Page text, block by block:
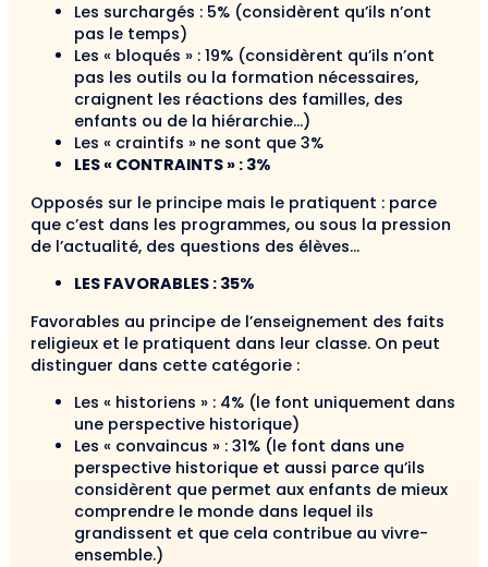
Les surchargés : 5% (considèrent qu’ils n’ont
pas le temps)
Les « bloqués » : 19% (considèrent qu’ils n’ont
pas les outils ou la formation nécessaires,
craignent les réactions des familles, des
enfants ou de la hiérarchie…)
Les « craintifs » ne sont que 3%
LES « CONTRAINTS » : 3%
Opposés sur le principe mais le pratiquent : parce
que c’est dans les programmes, ou sous la pression
de l’actualité, des questions des élèves…
LES FAVORABLES : 35%
Favorables au principe de l’enseignement des faits
religieux et le pratiquent dans leur classe. On peut
distinguer dans cette catégorie :
Les « historiens » : 4% (le font uniquement dans
une perspective historique)
Les « convaincus » : 31% (le font dans une
perspective historique et aussi parce qu’ils
considèrent que permet aux enfants de mieux
comprendre le monde dans lequel ils
grandissent et que cela contribue au vivre-
ensemble.)